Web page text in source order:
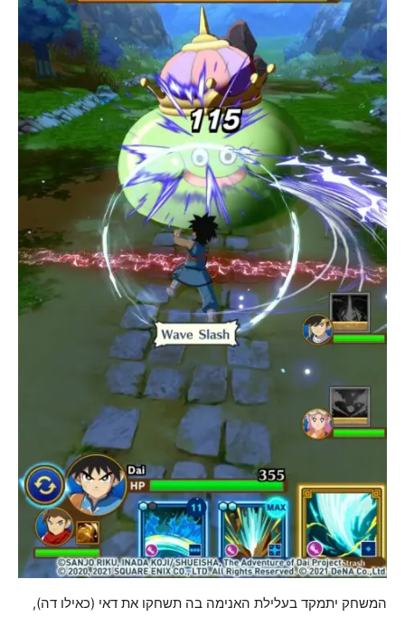
המשחק יתמקד בעלילת האנימה בה תשחקו את דאי (כאילו דה),